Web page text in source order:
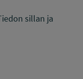
sillan ja